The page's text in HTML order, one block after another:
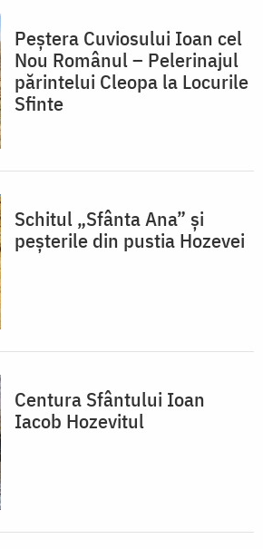
Peștera Cuviosului Ioan cel
Nou Românul – Pelerinajul
părintelui Cleopa la Locurile
Sfinte
Schitul „Sfânta Ana” și
peșterile din pustia Hozevei
Centura Sfântului Ioan
Iacob Hozevitul